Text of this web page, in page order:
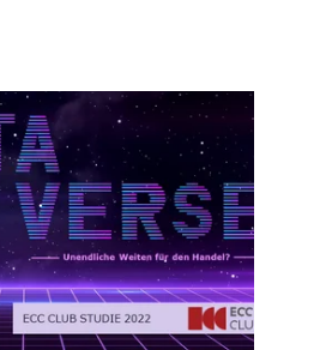
Umfeld steigender
Unternehmen an die
Mechanismen.